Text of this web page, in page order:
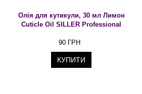
Олія для кутикули, 30 мл Лимон
Cuticle Oil SILLER Professional
90 ГРН
КУПИТИ